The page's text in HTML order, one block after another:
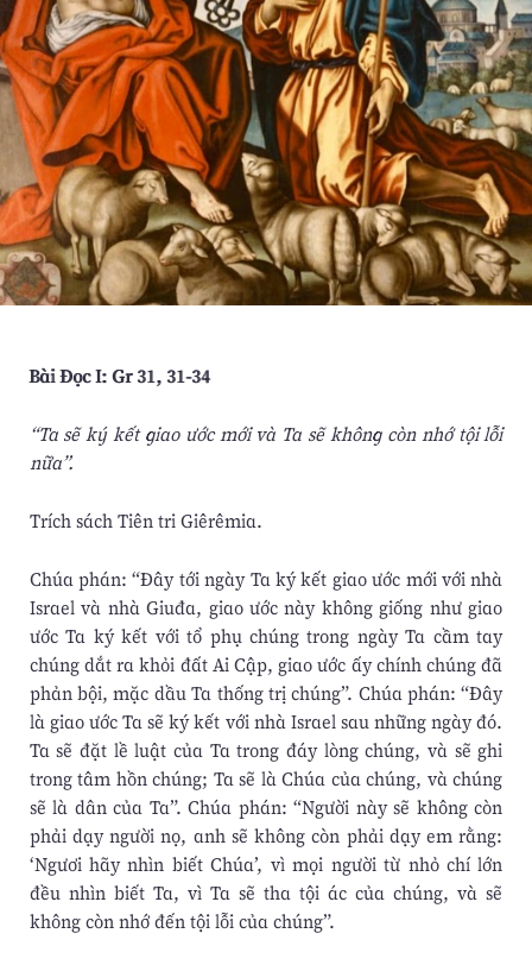
Bài Ðọc I: Gr 31, 31-34
“Ta sẽ ký kết giao ước mới và Ta sẽ không còn nhớ tội lỗi
nữa”.
Trích sách Tiên tri Giêrêmia.
Chúa phán: “Ðây tới ngày Ta ký kết giao ước mới với nhà
Israel và nhà Giuđa, giao ước này không giống như giao
ước Ta ký kết với tổ phụ chúng trong ngày Ta cầm tay
chúng dắt ra khỏi đất Ai Cập, giao ước ấy chính chúng đã
phản bội, mặc dầu Ta thống trị chúng”. Chúa phán: “Ðây
là giao ước Ta sẽ ký kết với nhà Israel sau những ngày đó.
Ta sẽ đặt lề luật của Ta trong đáy lòng chúng, và sẽ ghi
trong tâm hồn chúng; Ta sẽ là Chúa của chúng, và chúng
sẽ là dân của Ta”. Chúa phán: “Người này sẽ không còn
phải dạy người nọ, anh sẽ không còn phải dạy em rằng:
‘Ngươi hãy nhìn biết Chúa’, vì mọi người từ nhỏ chí lớn
đều nhìn biết Ta, vì Ta sẽ tha tội ác của chúng, và sẽ
không còn nhớ đến tội lỗi của chúng”.